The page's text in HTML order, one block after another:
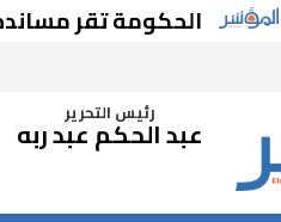
الحكومة تقر مسانده
رئيس التحرير
عبد الحكم عبد ربه